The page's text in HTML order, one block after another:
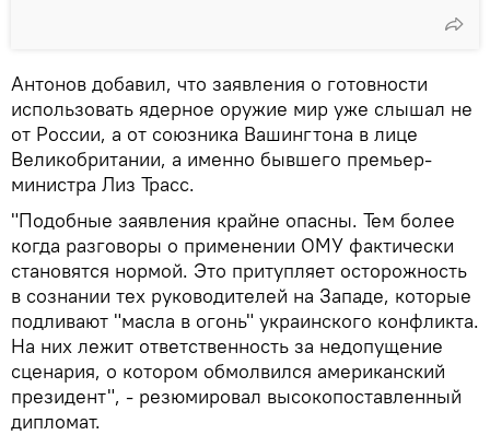
Антонов добавил, что заявления о готовности
использовать ядерное оружие мир уже слышал не
от России, а от союзника Вашингтона в лице
Великобритании, а именно бывшего премьер-
министра Лиз Трасс.
"Подобные заявления крайне опасны. Тем более
когда разговоры о применении ОМУ фактически
становятся нормой. Это притупляет осторожность
в сознании тех руководителей на Западе, которые
подливают "масла в огонь" украинского конфликта.
На них лежит ответственность за недопущение
сценария, о котором обмолвился американский
президент", - резюмировал высокопоставленный
дипломат.